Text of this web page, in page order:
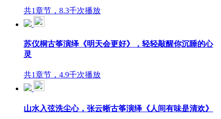
共1章节，8.3千次播放
苏仪桐古筝演绎《明天会更好》，轻轻敲醒你沉睡的心
灵
共1章节，4.9千次播放
山水入弦洗尘心，张云晰古筝演绎《人间有味是清欢》